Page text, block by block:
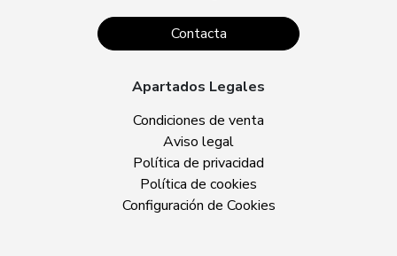
Contacta
Apartados Legales
Condiciones de venta
Aviso legal
Política de privacidad
Política de cookies
Configuración de Cookies